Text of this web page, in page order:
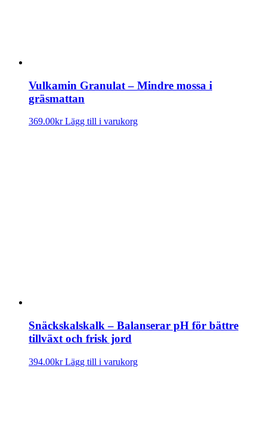
Vulkamin Granulat – Mindre mossa i
gräsmattan
369.00kr Lägg till i varukorg
Snäckskalskalk – Balanserar pH för bättre
tillväxt och frisk jord
394.00kr Lägg till i varukorg